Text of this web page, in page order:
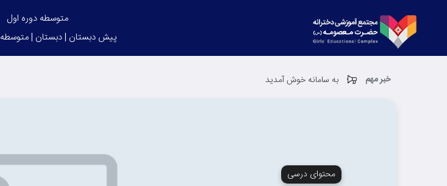
متوسطه دوره اول
پیش دبستان | دبستان |
خبر مهم به سامانه خوش آمدید
محتوای درسی